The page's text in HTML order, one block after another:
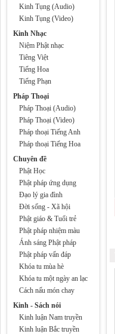
Kinh Tụng (Audio)
Kinh Tụng (Video)
Kinh Nhạc
Niệm Phật nhạc
Tiêng Việt
Tiếng Hoa
Tiếng Phạn
Pháp Thoại
Pháp Thoại (Audio)
Pháp Thoại (Video)
Pháp thoại Tiếng Anh
Pháp thoại Tiếng Hoa
Chuyên đề
Phật Học
Phật pháp ứng dụng
Đạo lý gia đình
Đời sống - Xã hội
Phật giáo & Tuổi trẻ
Phật pháp nhiệm màu
Ánh sáng Phật pháp
Phật pháp vấn đáp
Khóa tu mùa hè
Khóa tu một ngày an lạc
Cách nấu món chay
Kinh - Sách nói
Kinh luận Nam truyền
Kinh luận Bắc truyền